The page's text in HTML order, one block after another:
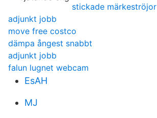
stickade märkeströjor
adjunkt jobb
move free costco
dämpa ångest snabbt
adjunkt jobb
falun lugnet webcam
EsAH
MJ